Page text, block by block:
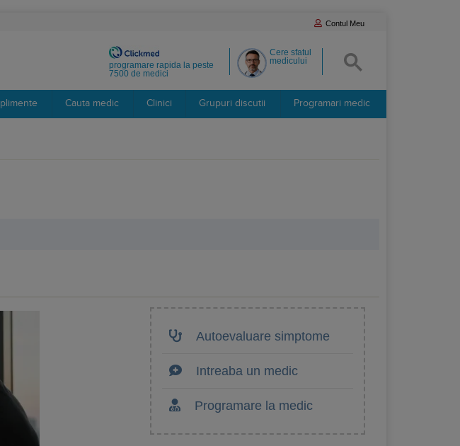
Contul Meu
Cere sfatul
medicului
programare rapida la peste
7500 de medici
Cauta medic Clinici Grupuri discutii Programari medic
Autoevaluare simptome
Intreaba un medic
Programare la medic